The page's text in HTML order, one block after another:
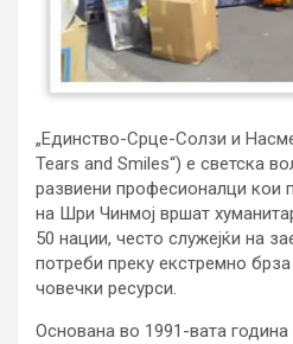
„Единство-Срце-Солзи и
Tears and Smiles“) е светска
развиени професионалци кои
на Шри Чинмој вршат
50 нации, често служејќи на
потреби преку екстремно
човечки ресурси.
Основана во 1991-вата